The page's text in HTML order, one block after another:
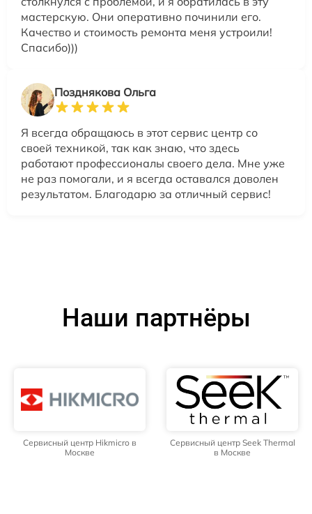
мастерскую. Они оперативно починили его.
Качество и стоимость ремонта меня устроили!
Спасибо)))
Позднякова Ольга
Я всегда обращаюсь в этот сервис центр со
своей техникой, так как знаю, что здесь
работают профессионалы своего дела. Мне уже
не раз помогали, и я всегда оставался доволен
результатом. Благодарю за отличный сервис!
Наши партнёры
Сервисный центр Hikmicro в
Москве
Сервисный центр Seek Thermal
в Москве